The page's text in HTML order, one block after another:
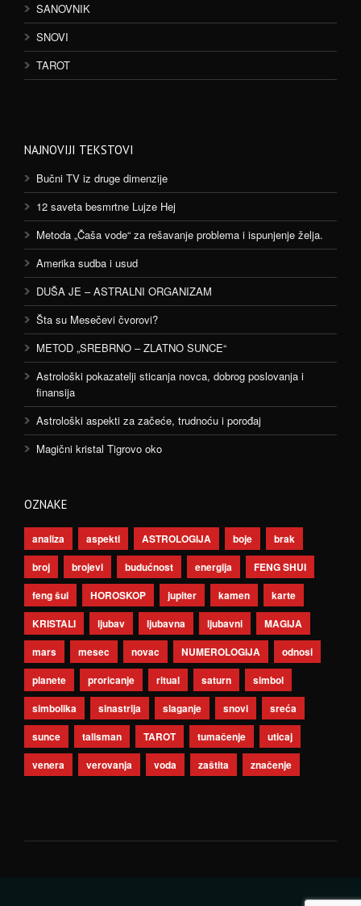
SANOVNIK
SNOVI
TAROT
NAJNOVIJI TEKSTOVI
Bučni TV iz druge dimenzije
12 saveta besmrtne Lujze Hej
Metoda „Čaša vode“ za rešavanje problema i ispunjenje želja.
Amerika sudba i usud
DUŠA JE – ASTRALNI ORGANIZAM
Šta su Mesečevi čvorovi?
METOD „SREBRNO – ZLATNO SUNCE“
Astrološki pokazatelji sticanja novca, dobrog poslovanja i
finansija
Astrološki aspekti za začeće, trudnoću i porođaj
Magični kristal Tigrovo oko
OZNAKE
analiza aspekti ASTROLOGIJA boje
brak
broj
brojevi budućnost energija
FENG SHUI
feng šui
HOROSKOP jupiter kamen
karte
KRISTALI
ljubav ljubavna ljubavni
MAGIJA
mars
mesec novac NUMEROLOGIJA
odnosi
planete
proricanje ritual saturn
simbol
simbolika
sinastrija slaganje snovi
sreća
sunce
talisman TAROT tumačenje
uticaj
venera
verovanja voda zaštita značenje